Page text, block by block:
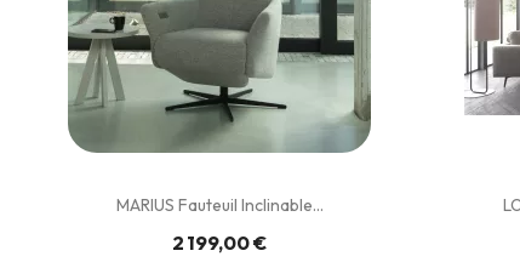
MARIUS Fauteuil Inclinable...
2 199,00 €